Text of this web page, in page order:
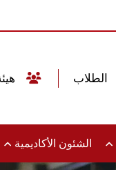
الشئون الأكاديمية